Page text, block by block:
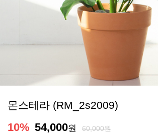
몬스테라 (RM_2s2009)
10% 54,000원 60,000원